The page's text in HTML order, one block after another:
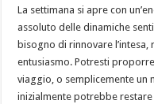
La settimana si apre con
assoluto delle dinamiche
bisogno di rinnovare
entusiasmo. Potresti
viaggio, o semplicemente un
inizialmente potrebbe